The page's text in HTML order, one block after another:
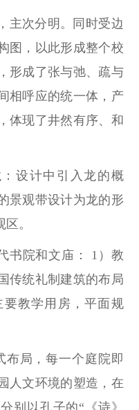
主次分明。同时受边
图，以此形成整个校
形成了张与弛、疏与
相呼应的统一体，产
体现了井然有序、和
设计中引入龙的概
景观带设计为龙的形
。
院和文庙： 1）教
传统礼制建筑的布局
教学用房，平面规
布局，每一个庭院即
人文环境的塑造，在
别以孔子的“《诗》